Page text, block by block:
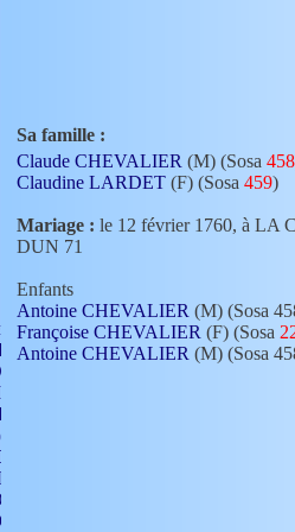
(IDNO 330)
165)
449)
4)
4)
4)
105)
420)
420)
Sa famille :
Claude CHEVALIER (M) (Sosa 458
Claudine LARDET (F) (Sosa 459)
Mariage : le 12 février 1760, à LA
DUN 71
Enfants
Antoine CHEVALIER (M) (Sosa
Françoise CHEVALIER (F) (Sosa
Antoine CHEVALIER (M) (Sosa